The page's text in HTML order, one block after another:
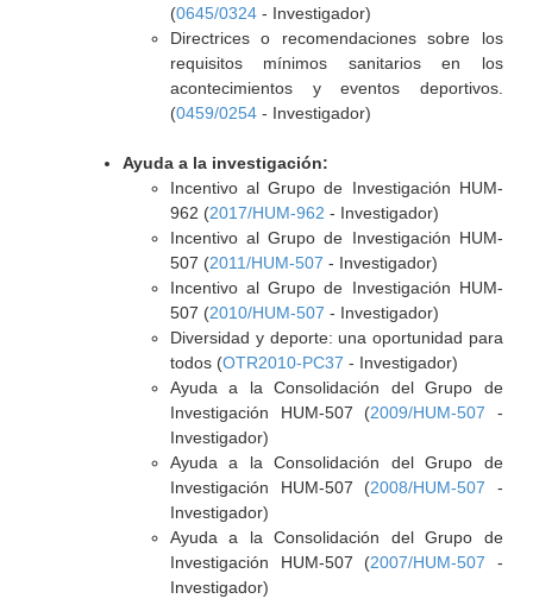
(0645/0324- Investigador)
Directrices o recomendaciones sobre los
requisitos mínimos sanitarios en los
acontecimientos y eventos deportivos.
(0459/0254- Investigador)
Ayuda a la investigación:
Incentivo al Grupo de Investigación HUM-
962 (2017/HUM-962 - Investigador)
Incentivo al Grupo de Investigación HUM-
507 (2011/HUM-507 - Investigador)
Incentivo al Grupo de Investigación HUM-
507 (2010/HUM-507 - Investigador)
Diversidad y deporte: una oportunidad para
todos (OTR2010-PC37 - Investigador)
Ayuda a la Consolidación del Grupo de
Investigación HUM-507 (2009/HUM-507 -
Investigador)
Ayuda a la Consolidación del Grupo de
Investigación HUM-507 (2008/HUM-507 -
Investigador)
Ayuda a la Consolidación del Grupo de
Investigación HUM-507 (2007/HUM-507 -
Investigador)